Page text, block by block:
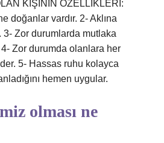
KİŞİNİN ÖZELLİKLERİ:
doğanlar vardır. 2- Aklına
3- Zor durumlarda mutlaka
4- Zor durumda olanlara her
5- Hassas ruhu kolayca
hemen uygular.
olması ne